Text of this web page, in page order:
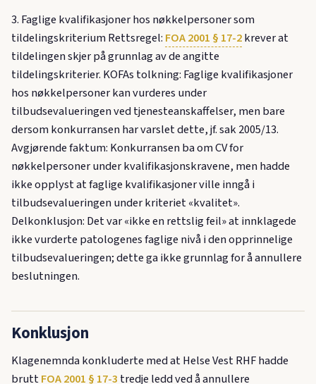
3. Faglige kvalifikasjoner hos nøkkelpersoner som
tildelingskriterium Rettsregel: FOA 2001 § 17-2krever at
tildelingen skjer på grunnlag av de angitte
tildelingskriterier. KOFAs tolkning: Faglige kvalifikasjoner
hos nøkkelpersoner kan vurderes under
tilbudsevalueringen ved tjenesteanskaffelser, men bare
dersom konkurransen har varslet dette, jf. sak 2005/13.
Avgjørende faktum: Konkurransen ba om CV for
nøkkelpersoner under kvalifikasjonskravene, men hadde
ikke opplyst at faglige kvalifikasjoner ville inngå i
tilbudsevalueringen under kriteriet «kvalitet».
Delkonklusjon: Det var «ikke en rettslig feil» at innklagede
ikke vurderte patologenes faglige nivå i den opprinnelige
tilbudsevalueringen; dette ga ikke grunnlag for å annullere
beslutningen.
Konklusjon
Klagenemnda konkluderte med at Helse Vest RHF hadde
bruttFOA 2001 § 17-3 tredje ledd ved å annullere